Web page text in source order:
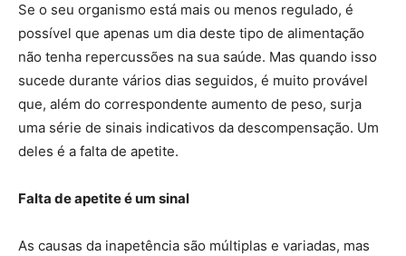
Se o seu organismo está mais ou menos regulado, é
possível que apenas um dia deste tipo de alimentação
não tenha repercussões na sua saúde. Mas quando isso
sucede durante vários dias seguidos, é muito provável
que, além do correspondente aumento de peso, surja
uma série de sinais indicativos da descompensação. Um
deles é a falta de apetite.
Falta de apetite é um sinal
As causas da inapetência são múltiplas e variadas, mas